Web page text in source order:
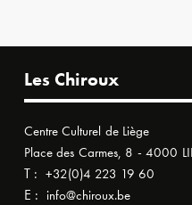
Les Chiroux
Centre Culturel de Liège
Place des Carmes, 8 - 4000
T : +32(0)4 223 19 60
E : info@chiroux.be